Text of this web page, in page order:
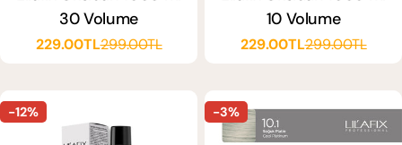
30 Volume
Satış
229.00TLNormal
299.00TL
10 Volume
Satış
229.00TLNormal
299.00TL
-12% -3%